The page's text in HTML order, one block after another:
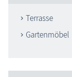
Terrasse
Gartenmöbel